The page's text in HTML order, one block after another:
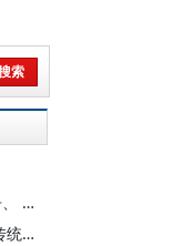
陈平：代谢增长论——市场份额竞争、 学习不确定性和技术小波
陈平 冯贤亮：从经济史到文化史：传统江南研究的若干问题述评